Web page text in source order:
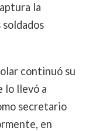
la
continuó su
lo llevó a
secretario
en